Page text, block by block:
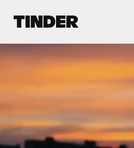
י
נ
ד
ר